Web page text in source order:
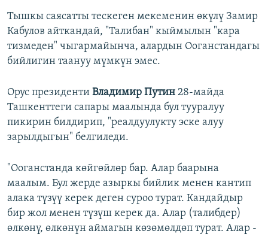
Тышкы саясатты тескеген мекеменин өкүлү Замир
Кабулов айткандай, "Талибан" кыймылын "кара
тизмеден" чыгармайынча, алардын Ооганстандагы
бийлигин таануу мүмкүн эмес.
Орус президенти Владимир Путин 28-майда
Ташкенттеги сапары маалында бул тууралуу
пикирин билдирип, "реалдуулукту эске алуу
зарылдыгын" белгиледи.
"Ооганстанда көйгөйлөр бар. Алар баарына
маалым. Бул жерде азыркы бийлик менен кантип
алака түзүү керек деген суроо турат. Кандайдыр
бир жол менен түзүш керек да. Алар (талибдер)
өлкөнү, өлкөнүн аймагын көзөмөлдөп турат. Алар -